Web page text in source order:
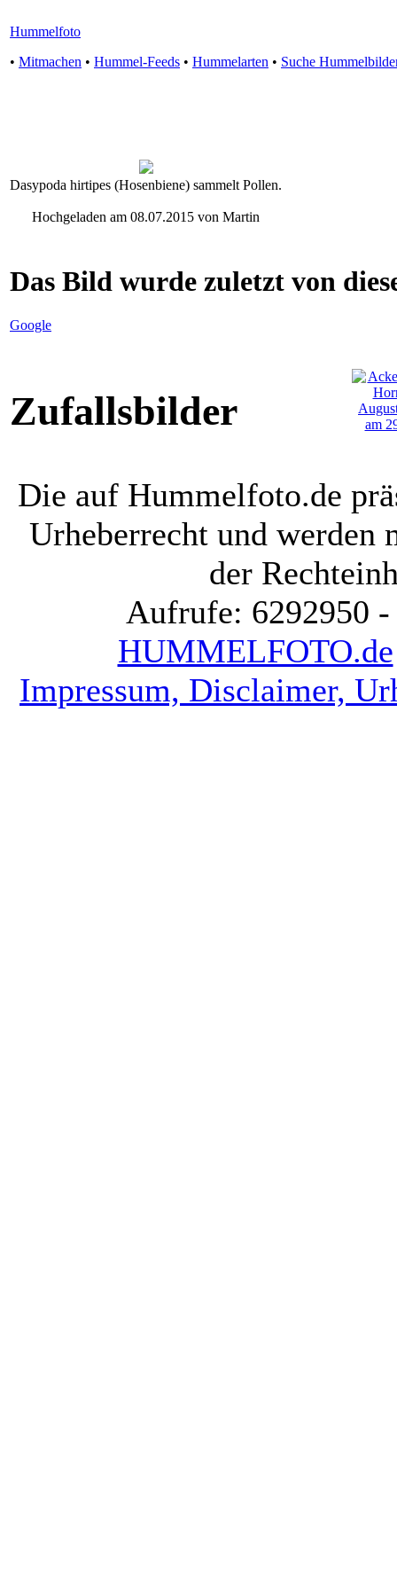
Hummelfoto
• Mitmachen • Hummel-Feeds • Hummelarten • Suche
Dasypoda hirtipes (Hosenbiene) sammelt Pollen.
Hochgeladen am 08.07.2015 von Martin
Das Bild wurde zuletzt von
Google
Zufallsbilder
Die auf Hummelfoto.de
Urheberrecht und werden
der
Aufrufe: 6292950
HUMMELFOTO.de
Impressum, Disclaimer,